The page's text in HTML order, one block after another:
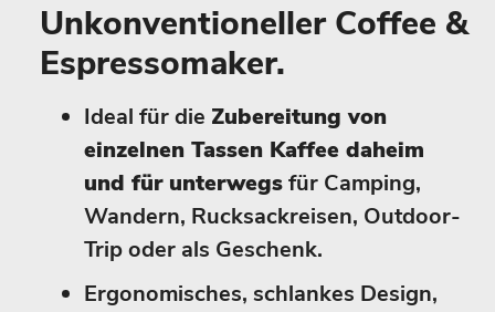
Unkonventioneller Coffee &
Espressomaker.
Ideal für die Zubereitung von
einzelnen Tassen Kaffee daheim
und für unterwegsfür Camping,
Wandern, Rucksackreisen, Outdoor-
Trip oder als Geschenk.
Ergonomisches, schlankes Design,